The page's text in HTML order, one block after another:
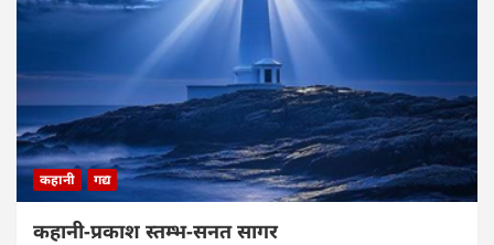
कहानी गद्य
कहानी-प्रकाश स्तम्भ-सनत सागर